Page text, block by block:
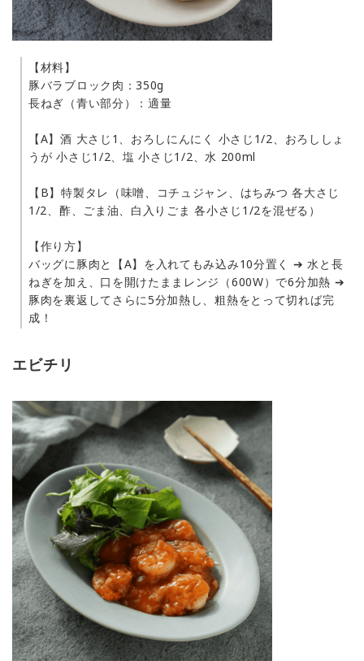
【材料】
豚バラブロック肉：350g
長ねぎ（青い部分）：適量
【A】酒 大さじ1、おろしにんにく 小さじ1/2、おろししょ
うが 小さじ1/2、塩 小さじ1/2、水 200ml
【B】特製タレ（味噌、コチュジャン、はちみつ 各大さじ
1/2、酢、ごま油、白入りごま 各小さじ1/2を混ぜる）
【作り方】
バッグに豚肉と【A】を入れてもみ込み10分置く ➔ 水と長
ねぎを加え、口を開けたままレンジ（600W）で6分加熱 ➔
豚肉を裏返してさらに5分加熱し、粗熱をとって切れば完
成！
エビチリ